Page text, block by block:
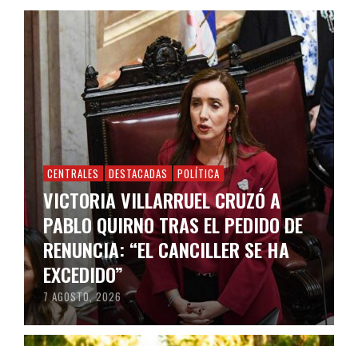
CENTRALES DESTACADAS POLÍTICA
VICTORIA VILLARRUEL CRUZÓ A
PABLO QUIRNO TRAS EL PEDIDO DE
RENUNCIA: “EL CANCILLER SE HA
EXCEDIDO”
7 AGOSTO, 2026